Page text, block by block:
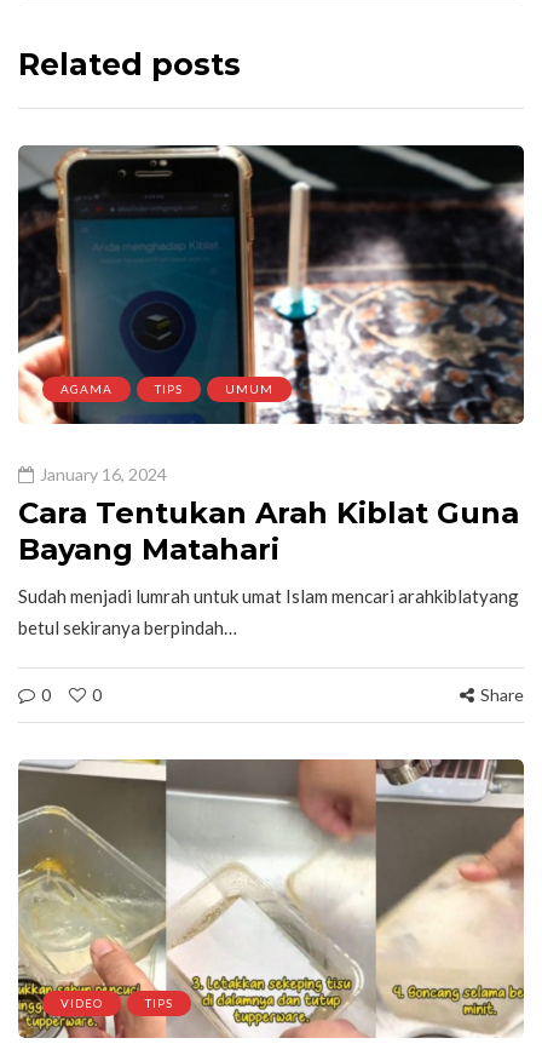
Related posts
AGAMA TIPS UMUM
January 16, 2024
Cara Tentukan Arah Kiblat Guna
Bayang Matahari
Sudah menjadi lumrah untuk umat Islam mencari arahkiblatyang
betul sekiranya berpindah…
0 0 Share
VIDEO TIPS